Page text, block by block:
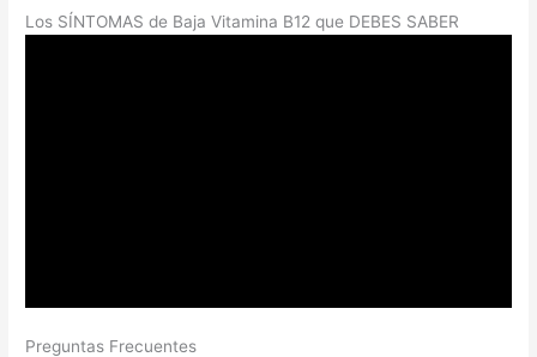
Los SÍNTOMAS de Baja Vitamina B12 que DEBES SABER
Preguntas Frecuentes